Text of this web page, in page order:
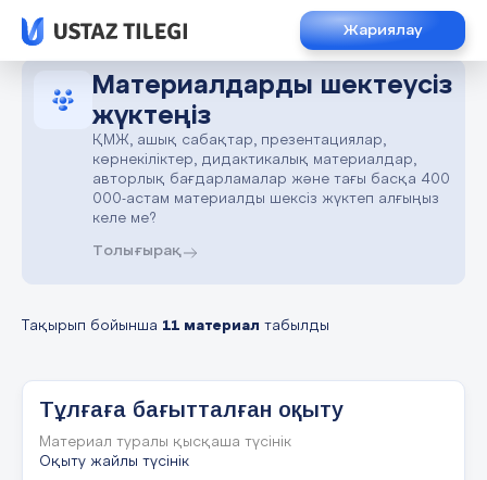
Жариялау
Материалдарды шектеусіз
жүктеңіз
ҚМЖ, ашық сабақтар, презентациялар,
көрнекіліктер, дидактикалық материалдар,
авторлық бағдарламалар және тағы басқа 400
000-астам материалды шексіз жүктеп алғыңыз
келе ме?
Толығырақ
Тақырып бойынша 11 материал табылды
Тұлғаға бағытталған оқыту
Материал туралы қысқаша түсінік
Оқыту жайлы түсінік